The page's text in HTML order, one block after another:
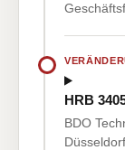
HRB
BDO